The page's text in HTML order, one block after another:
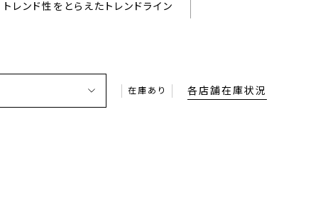
トレンド性をとらえたトレンドライン
在庫あり 各店舗在庫状況